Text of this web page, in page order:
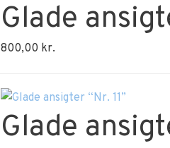
Glade
800,00 kr.
Glade